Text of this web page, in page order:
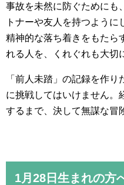
事故を未然に防ぐためにも
トナーや友人を持つように
精神的な落ち着きをもたら
れる人を、くれぐれも大切
「前人未踏」の記録を作
に挑戦してはいけません。
するまで、決して無謀な冒
1月28日生まれの方